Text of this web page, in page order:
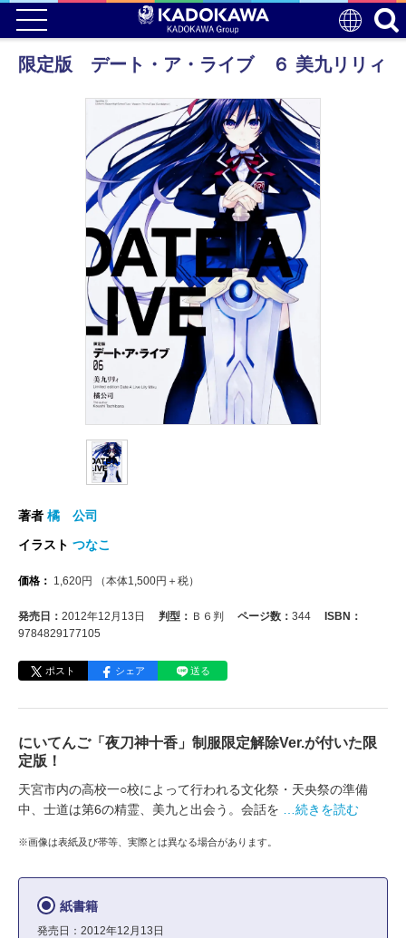
限定版 デート・ア・ライブ ６ 美九リリィ
著者 橘 公司
イラスト つなこ
価格： 1,620円 （本体1,500円＋税）
発売日： 2012年12月13日 判型： Ｂ６判 ページ数： 344
ISBN：
9784829177105
ポスト シェア 送る
にいてんご「夜刀神十香」制服限定解除Ver.が付いた限
定版！
天宮市内の高校一○校によって行われる文化祭・天央祭の準備
中、士道は第6の精霊、美九と出会う。会話を
…続きを読む
※画像は表紙及び帯等、実際とは異なる場合があります。
紙書籍
発売日：2012年12月13日